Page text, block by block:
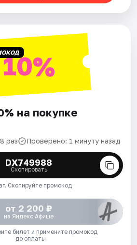
10%
на покупке
раз Проверено: 1 минуту назад
DX749988
Скопировать
Скопируйте промокод
от 2 200 ₽
на Яндекс Афише
билет и примените промокод
до оплаты